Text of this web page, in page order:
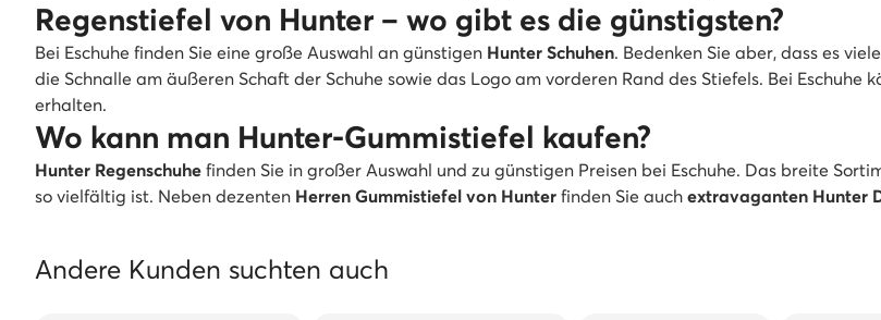
Regenstiefel von Hunter – wo gibt es die günstigsten?
Bei Eschuhe finden Sie eine große Auswahl an günstigen Hunter Schuhen. Bedenken Sie aber, dass es
die Schnalle am äußeren Schaft der Schuhe sowie das Logo am vorderen Rand des Stiefels. Bei Eschuhe
erhalten.
Wo kann man Hunter-Gummistiefel kaufen?
Hunter Regenschuhe finden Sie in großer Auswahl und zu günstigen Preisen bei Eschuhe. Das breite
so vielfältig ist. Neben dezenten Herren Gummistiefel von Hunter finden Sie auch extravaganten Hunter
Andere Kunden suchten auch